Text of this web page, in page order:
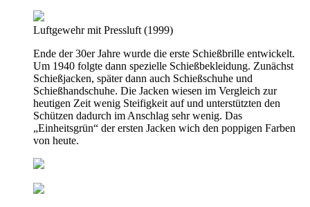
Luftgewehr mit Pressluft (1999)
Ende der 30er Jahre wurde die erste Schießbrille entwickelt.
Um 1940 folgte dann spezielle Schießbekleidung. Zunächst
Schießjacken, später dann auch Schießschuhe und
Schießhandschuhe. Die Jacken wiesen im Vergleich zur
heutigen Zeit wenig Steifigkeit auf und unterstützten den
Schützen dadurch im Anschlag sehr wenig. Das
„Einheitsgrün“ der ersten Jacken wich den poppigen Farben
von heute.